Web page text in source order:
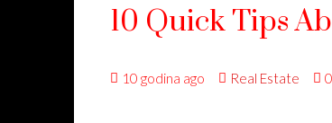
10 Quick Tips
10 godina ago Real Estate 0